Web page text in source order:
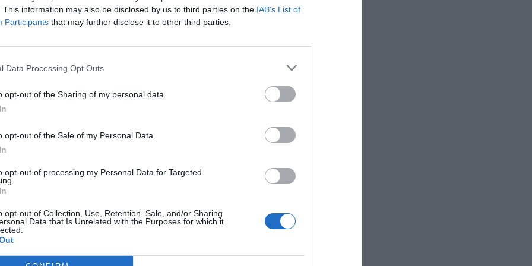
This information may also be disclosed by us to third parties on the IAB’s List of
Participants that may further disclose it to other third parties.
Data Processing Opt Outs
opt-out of the Sharing of my personal data.
opt-out of the Sale of my Personal Data.
opt-out of processing my Personal Data for Targeted
opt-out of Collection, Use, Retention, Sale, and/or Sharing
Data that Is Unrelated with the Purposes for which it
societat per mitjà d'impuls d'empreses
de l'empresa es basarà en la
coinversió amb un topall de 100.000 euros.
d'actualitat
ACTIVAR ARA